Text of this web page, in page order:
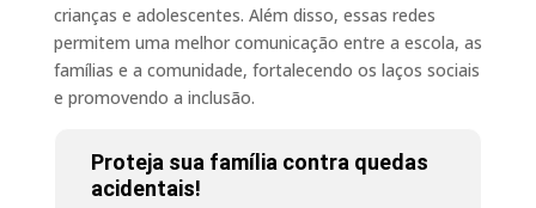
crianças e adolescentes. Além disso, essas redes
permitem uma melhor comunicação entre a escola, as
famílias e a comunidade, fortalecendo os laços sociais
e promovendo a inclusão.
Proteja sua família contra quedas
acidentais!